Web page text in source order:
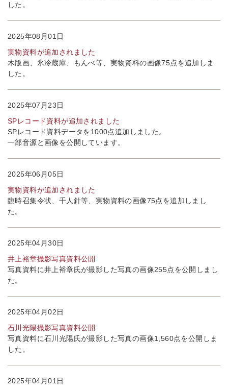
した。
2025年08月01日
実物資料が追加されました
木版画、氷冷蔵庫、もんぺ等、実物資料の画像75点を追加しま
した。
2025年07月23日
SPレコード資料が追加されました
SPレコード資料データを1000点追加しました。
一部音源と画像を公開しています。
2025年06月05日
実物資料が追加されました
臨時召集令状、千人針等、実物資料の画像75点を追加しまし
た。
2025年04月30日
井上裕章撮影写真資料公開
写真資料に井上裕章氏が撮影した写真の画像255点を公開しまし
た。
2025年04月02日
石川光陽撮影写真資料公開
写真資料に石川光陽氏が撮影した写真の画像1,560点を公開しま
した。
2025年04月01日